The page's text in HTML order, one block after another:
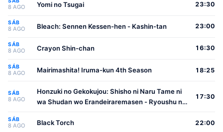
8 AGO Yomi no Tsugai 23:30
SÁB
8 AGO Bleach: Sennen Kessen-hen - Kashin-tan 23:00
SÁB
8 AGO Crayon Shin-chan 16:30
SÁB
8 AGO Mairimashita! Iruma-kun 4th Season 18:25
SÁB
8 AGO
Honzuki no Gekokujou: Shisho ni Naru Tame ni
wa Shudan wo Erandeiraremasen - Ryoushu no
17:30
SÁB
8 AGO Black Torch 22:00